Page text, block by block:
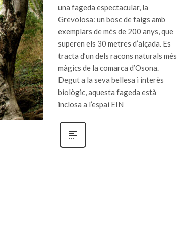
una fageda espectacular, la
Grevolosa: un bosc de faigs amb
exemplars de més de 200 anys, que
superen els 30 metres d’alçada. Es
tracta d’un dels racons naturals més
màgics de la comarca d’Osona.
Degut a la seva bellesa i interès
biològic, aquesta fageda està
inclosa a l’espai EIN